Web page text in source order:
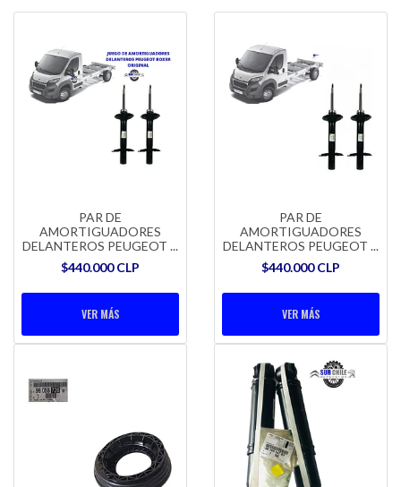
PAR DE
AMORTIGUADORES
DELANTEROS PEUGEOT ...
$440.000 CLP
VER MÁS
PAR DE
AMORTIGUADORES
DELANTEROS PEUGEOT ...
$440.000 CLP
VER MÁS